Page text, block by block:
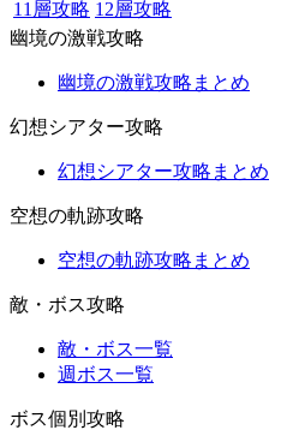
11層攻略 12層攻略
幽境の激戦攻略
幽境の激戦攻略まとめ
幻想シアター攻略
幻想シアター攻略まとめ
空想の軌跡攻略
空想の軌跡攻略まとめ
敵・ボス攻略
敵・ボス一覧
週ボス一覧
ボス個別攻略